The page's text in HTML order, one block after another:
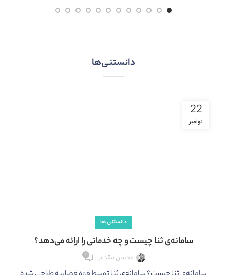
دانستنی‌ها
22
نوامبر
دانستنی ها
سامانه‌ی ثنا چیست و چه خدماتی را ارائه می‌دهد؟
محسن مقدم ۲